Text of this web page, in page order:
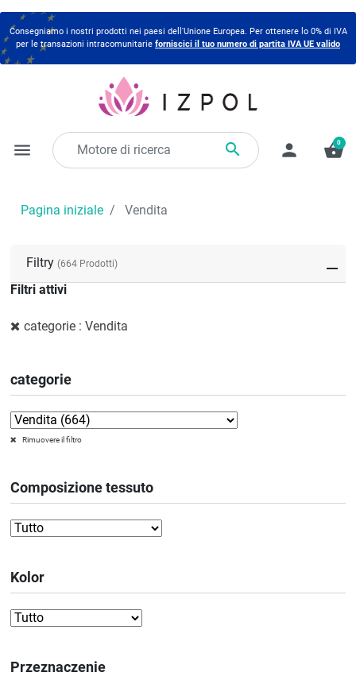
Consegniamo i nostri prodotti nei paesi dell'Unione Europea. Per ottenere lo 0% di IVA
per le transazioni intracomunitarie forniscici il tuo numero di partita IVA UE valido
menu  person shopping_basket
0
Pagina iniziale Vendita
Filtry (664 Prodotti)
Filtri attivi
categorie : Vendita
categorie
Rimuovere il filtro
Composizione tessuto
Kolor
Przeznaczenie